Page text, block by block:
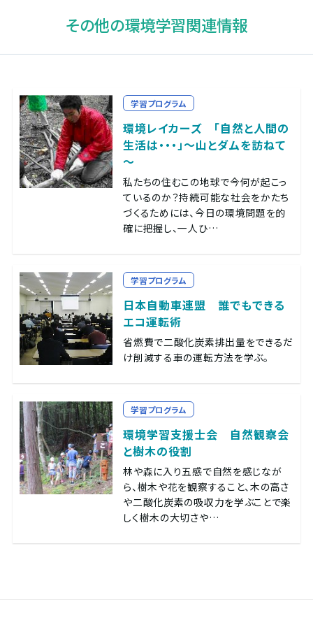
その他の環境学習関連情報
学習プログラム
環境レイカーズ 「自然と人間の
生活は・・・」～山とダムを訪ねて
～
私たちの住むこの地球で今何が起こっ
ているのか？持続可能な社会をかたち
づくるためには、今日の環境問題を的
確に把握し、一人ひ…
学習プログラム
日本自動車連盟 誰でもできる
エコ運転術
省燃費で二酸化炭素排出量をできるだ
け削減する車の運転方法を学ぶ。
学習プログラム
環境学習支援士会 自然観察会
と樹木の役割
林や森に入り五感で自然を感じなが
ら、樹木や花を観察すること、木の高さ
や二酸化炭素の吸収力を学ぶことで楽
しく樹木の大切さや…